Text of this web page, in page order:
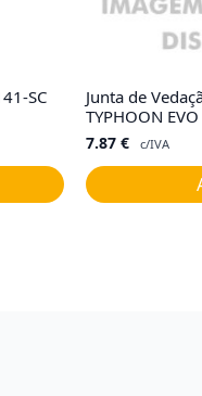
SC
Junta de
TYPHOON
7.87 € c/IVA